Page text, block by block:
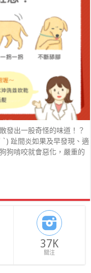
發出一股奇怪的味道！？
`) 趾間炎如果及早發現、適
狗啃咬就會惡化，嚴重的
37K
關注